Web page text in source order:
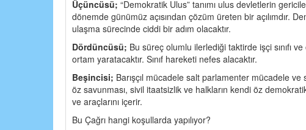
Üçüncüsü; “Demokratik Ulus” tanımı ulus devletlerin
dönemde günümüz açısından çözüm üreten bir açılımdır.
ulaşma sürecinde ciddi bir adım olacaktır.
Dördüncüsü; Bu süreç olumlu ilerlediği taktirde işçi sınıfı
ortam yaratacaktır. Sınıf hareketi nefes alacaktır.
Beşincisi; Barışçıl mücadele salt parlamenter mücadele
öz savunması, sivil itaatsizlik ve halkların kendi öz
ve araçlarını içerir.
Bu Çağrı hangi koşullarda yapılıyor?